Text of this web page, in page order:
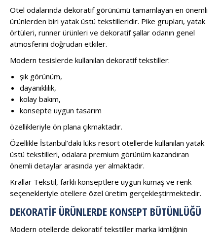
Otel odalarında dekoratif görünümü tamamlayan en önemli
ürünlerden biri yatak üstü tekstilleridir. Pike grupları, yatak
örtüleri, runner ürünleri ve dekoratif şallar odanın genel
atmosferini doğrudan etkiler.
Modern tesislerde kullanılan dekoratif tekstiller:
şık görünüm,
dayanıklılık,
kolay bakım,
konsepte uygun tasarım
özellikleriyle ön plana çıkmaktadır.
Özellikle İstanbul’daki lüks resort otellerde kullanılan yatak
üstü tekstilleri, odalara premium görünüm kazandıran
önemli detaylar arasında yer almaktadır.
Krallar Tekstil, farklı konseptlere uygun kumaş ve renk
seçenekleriyle otellere özel üretim gerçekleştirmektedir.
DEKORATIF ÜRÜNLERDE KONSEPT BÜTÜNLÜĞÜ
Modern otellerde dekoratif tekstiller marka kimliğinin